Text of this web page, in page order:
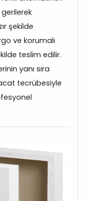
şekilde
ve korumalı
teslim edilir.
yanı sıra
tecrübesiyle